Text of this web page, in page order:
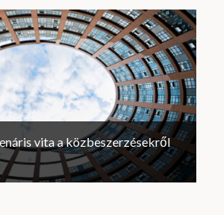
vita a közbeszerzésekről